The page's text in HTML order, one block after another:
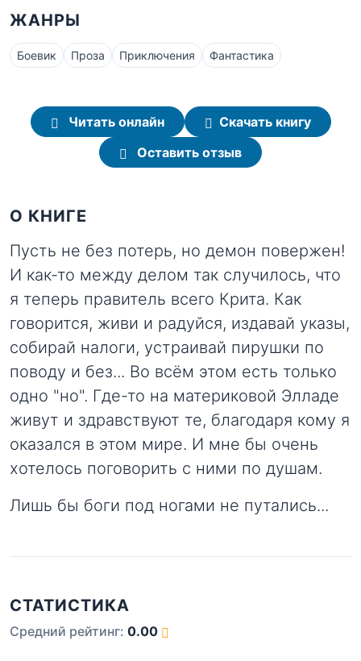
ЖАНРЫ
Боевик Проза Приключения Фантастика
Читать онлайн
Скачать книгу
Оставить отзыв
О КНИГЕ
Пусть не без потерь, но демон повержен!
И как-то между делом так случилось, что
я теперь правитель всего Крита. Как
говорится, живи и радуйся, издавай указы,
собирай налоги, устраивай пирушки по
поводу и без... Во всём этом есть только
одно "но". Где-то на материковой Элладе
живут и здравствуют те, благодаря кому я
оказался в этом мире. И мне бы очень
хотелось поговорить с ними по душам.
Лишь бы боги под ногами не путались...
СТАТИСТИКА
Средний рейтинг: 0.00